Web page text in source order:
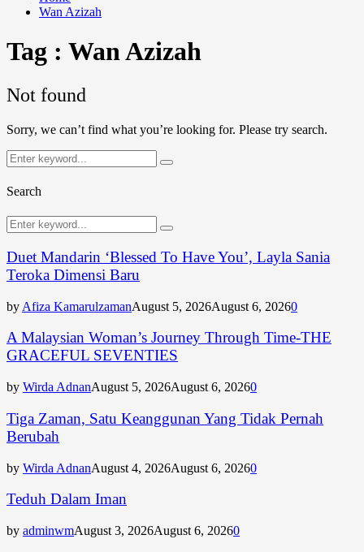
Wan Azizah
Tag : Wan Azizah
Not found
Sorry, we can’t find what you’re looking for. Please try search.
Search
for:
Search
Search
Search
for:
Search
Duet Mandarin ‘Blessed To Have You’, Layla Sania
Teroka Dimensi Baru
by Afiza KamarulzamanAugust 5, 2026August 6, 20260
A Malaysian Woman’s Journey Through Time-THE
GRACEFUL SEVENTIES
by Wirda AdnanAugust 5, 2026August 6, 20260
Tiga Zaman, Satu Keanggunan Yang Tidak Pernah
Berubah
by Wirda AdnanAugust 4, 2026August 6, 20260
Teduh Dalam Iman
by adminwmAugust 3, 2026August 6, 20260